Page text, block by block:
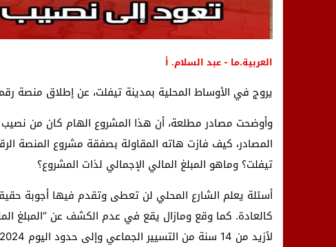
العربية.ما - عبد السلام. أ
يروج في الأوساط المحلية بمدينة تيفلت، عن إطلاق منصة
وأوضحت مصادر مطلعة، أن هذا المشروع الهام كان من نصيب
المصادر، كيف فازت هاته المقاولة بصفقة مشروع المنصة
تيفلت؟ وماهو المبلغ المالي الإجمالي لذات المشروع؟
أسئلة يعلم الشارع المحلي لن تعطى وتقدم فيها أجوبة
كالعادة. كما وقع ومازال يقع في عدم الكشف عن “المبلغ